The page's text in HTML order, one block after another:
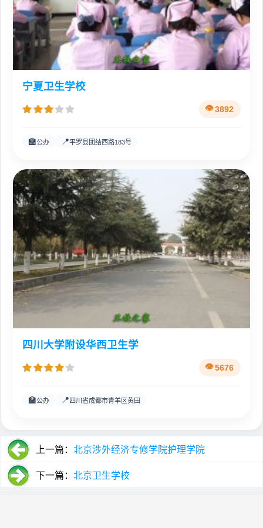
宁夏卫生学校
3892
🏫公办 📍平罗县团结西路183号
四川大学附设华西卫生学
5676
🏫公办 📍四川省成都市青羊区黄田
上一篇： 北京涉外经济专修学院护理学院
下一篇： 北京卫生学校